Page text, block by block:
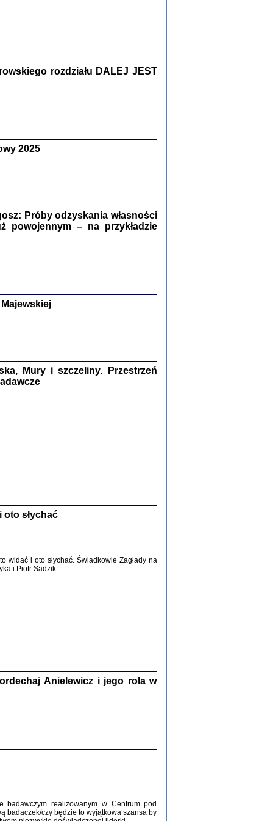
nr 15, R. 2019
Warszawa 2019
Engelking, Jan Grabowski
, oprac. i wstępem opatrzyłaMarta Janczewska
Studia i Materiały
Warszawa 2017
i Mirki Piżyców o życiu w getcie i okupowanej
rozdziału DALEJ JEST
2025
Próby odzyskania własności
powojennym – na przykładzie
Mury i szczeliny. Przestrzeń
oto słychać
widać i oto słychać. Świadkowie Zagłady na
i Piotr Sadzik.
Anielewicz i jego rola w
badawczym realizowanym w Centrum pod
badaczek/czy będzie to wyjątkowa szansa by